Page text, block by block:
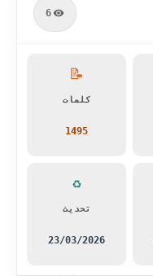
6
📝
كلمات
1495
♻️
تحديث
23/03/2026